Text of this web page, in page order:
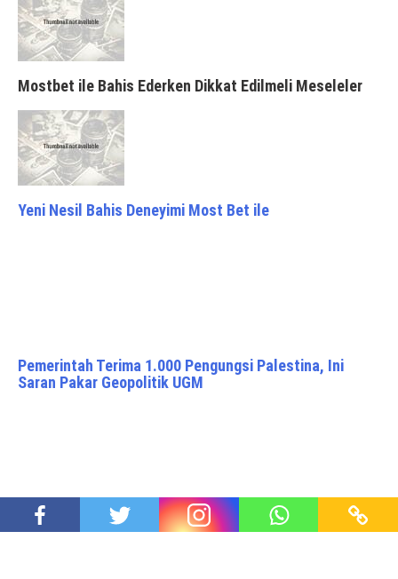
Mostbet ile Bahis Ederken Dikkat Edilmeli Meseleler
Yeni Nesil Bahis Deneyimi Most Bet ile
Pemerintah Terima 1.000 Pengungsi Palestina, Ini
Saran Pakar Geopolitik UGM
Perbedaan ‘Matinya Kepakaran’ di Amerika dan di